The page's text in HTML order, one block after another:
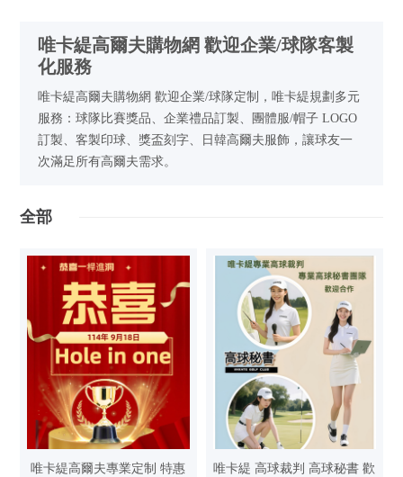
唯卡緹高爾夫購物網 歡迎企業/球隊客製
化服務
唯卡緹高爾夫購物網 歡迎企業/球隊定制，唯卡緹規劃多元
服務：球隊比賽獎品、企業禮品訂製、團體服/帽子 LOGO
訂製、客製印球、獎盃刻字、日韓高爾夫服飾，讓球友一
次滿足所有高爾夫需求。
全部
唯卡緹高爾夫專業定制 特惠
唯卡緹 高球裁判 高球秘書 歡